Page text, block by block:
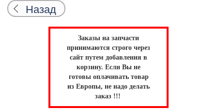
Назад
Заказы на запчасти
принимаются строго через
сайт путем добавления в
корзину. Если Вы не
готовы оплачивать товар
из Европы, не надо делать
заказ !!!